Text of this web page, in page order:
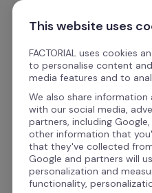
Ir al contenido
El software
humanos y
la gestión
This website uses
FACTORIAL uses cookies
to personalise content
media features and to
We also share
with our social media,
partners, including
other information that
that they've collected
Google and partners will
personalization and
functionality,